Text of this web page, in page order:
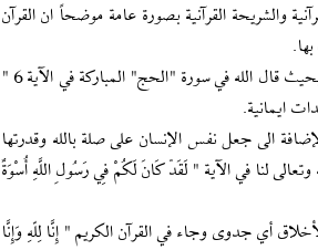
والشريحة القرآنية بصورة عامة موضحاً ان القرآن
واستطرد قائلاً ان أهم وأول ميزة يجب على القرآنيين التميز بها وفق التعاليم القرآنية هي الإيمان بالله بحيث قال الله في سورة "الحج" المباركة في الآية 6 "
ايمانية.
الى جعل نفس الإنسان على صلة بالله وقدرتها
لنا في الآية " لَقَدْ كَانَ لَكُمْ فِي رَسُولِ اللَّهِ أُسْوَةٌ
أي جدوى وجاء في القرآن الكريم " إِنَّا لِلّهِ وَإِنَّا